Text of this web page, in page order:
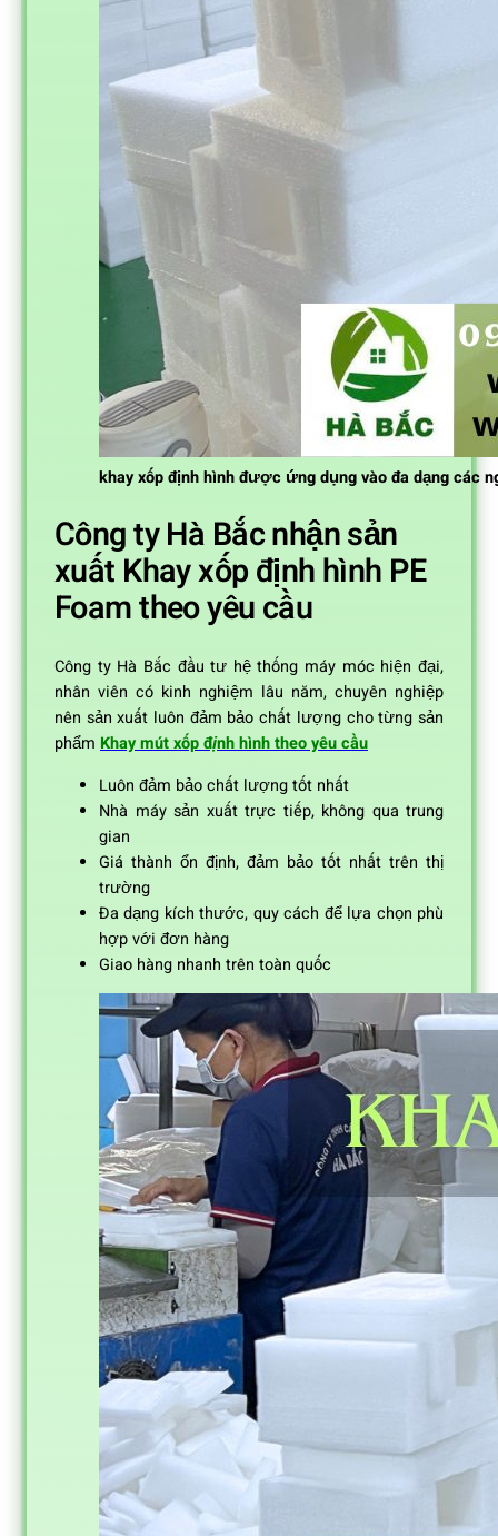
khay xốp định hình được ứng dụng vào đa dạng các
Công ty Hà Bắc nhận sản
xuất Khay xốp định hình PE
Foam theo yêu cầu
Công ty Hà Bắc đầu tư hệ thống máy móc hiện đại,
nhân viên có kinh nghiệm lâu năm, chuyên nghiệp
nên sản xuất luôn đảm bảo chất lượng cho từng sản
phẩm Khay mút xốp định hình theo yêu cầu
Luôn đảm bảo chất lượng tốt nhất
Nhà máy sản xuất trực tiếp, không qua trung
gian
Giá thành ổn định, đảm bảo tốt nhất trên thị
trường
Đa dạng kích thước, quy cách để lựa chọn phù
hợp với đơn hàng
Giao hàng nhanh trên toàn quốc